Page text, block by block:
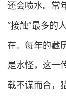
还会喷水。常
“接触”最多的
在。每年的藏
是水怪，这一
载不谋而合，